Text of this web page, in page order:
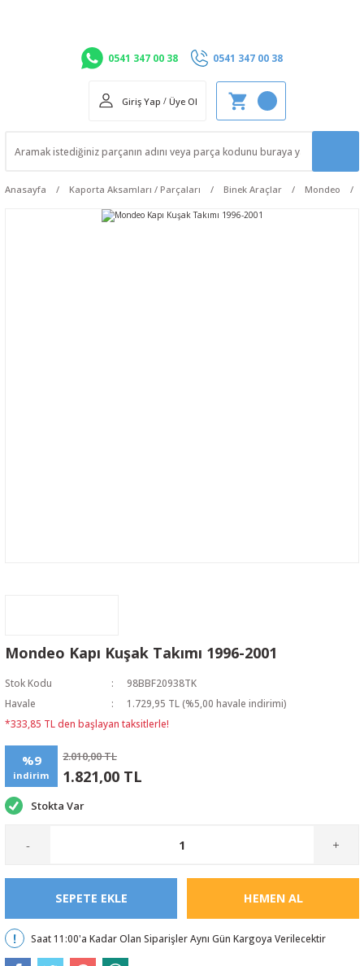
0541 347 00 38 0541 347 00 38
Giriş Yap / Üye Ol
Anasayfa Kaporta Aksamları / Parçaları Binek Araçlar Mondeo
Mondeo Kapı Kuşak Takımı 1996-2001
Stok Kodu
98BBF20938TK
Havale
1.729,95 TL (%5,00 havale indirimi)
*333,85 TL den başlayan taksitlerle!
%9
indirim
2.010,00 TL
1.821,00 TL
Stokta Var
- +
SEPETE EKLE HEMEN AL
Saat 11:00'a Kadar Olan Siparişler Aynı Gün Kargoya Verilecektir